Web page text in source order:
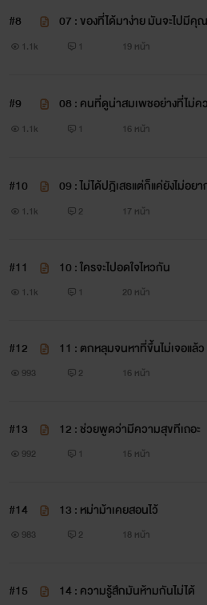
#8
07 : ของที่ได้มาง่าย มันจะไปมีคุณ
1.1k 1 19 หน้า
#9
08 : คนที่ดูน่าสมเพชอย่างที่ไม่ค
ภัย
1.1k 1 16 หน้า
#10
09 : ไม่ได้ปฎิเสธแต่ก็แค่ยังไม่อย
อมรับ
1.1k 2 17 หน้า
#11 10 : ใครจะไปอดใจไหวกัน
1.1k 1 20 หน้า
#12 11 : ตกหลุมจนหาที่ขึ้นไม่เจอแล้ว
993 2 16 หน้า
#13 12 : ช่วยพูดว่ามีความสุขทีเถอะ
992 1 15 หน้า
#14 13 : หม่าม้าเคยสอนไว้
983 2 18 หน้า
#15 14 : ความรู้สึกมันห้ามกันไม่ได้